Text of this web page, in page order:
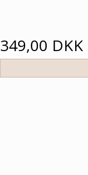
349,00 DKK